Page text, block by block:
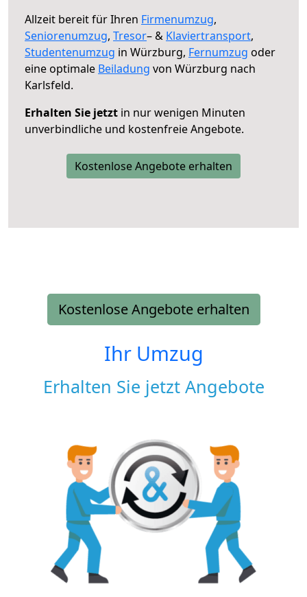
Allzeit bereit für Ihren Firmenumzug,
Seniorenumzug, Tresor– & Klaviertransport,
Studentenumzug in Würzburg, Fernumzug oder
eine optimale Beiladung von Würzburg nach
Karlsfeld.
Erhalten Sie jetzt in nur wenigen Minuten
unverbindliche und kostenfreie Angebote.
Kostenlose Angebote erhalten
Kostenlose Angebote erhalten
Ihr Umzug
Erhalten Sie jetzt Angebote